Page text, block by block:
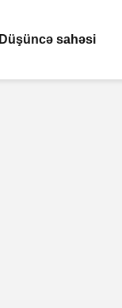
Düşüncə sahəsi